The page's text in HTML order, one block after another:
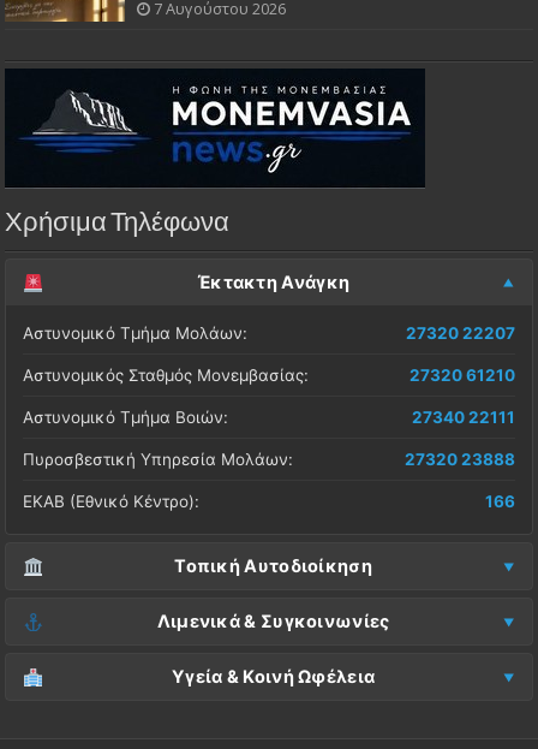
7 Αυγούστου 2026
Χρήσιμα Τηλέφωνα
Έκτακτη Ανάγκη
Αστυνομικό Τμήμα Μολάων: 27320 22207
Αστυνομικός Σταθμός Μονεμβασίας: 27320 61210
Αστυνομικό Τμήμα Βοιών: 27340 22111
Πυροσβεστική Υπηρεσία Μολάων: 27320 23888
ΕΚΑΒ (Εθνικό Κέντρο): 166
Τοπική Αυτοδιοίκηση
Δήμος Μονεμβασίας (Έδρα):
Λιμενικά & Συγκοινωνίες
Λιμεναρχείο Μονεμβασίας:
Υγεία & Κοινή Ωφέλεια